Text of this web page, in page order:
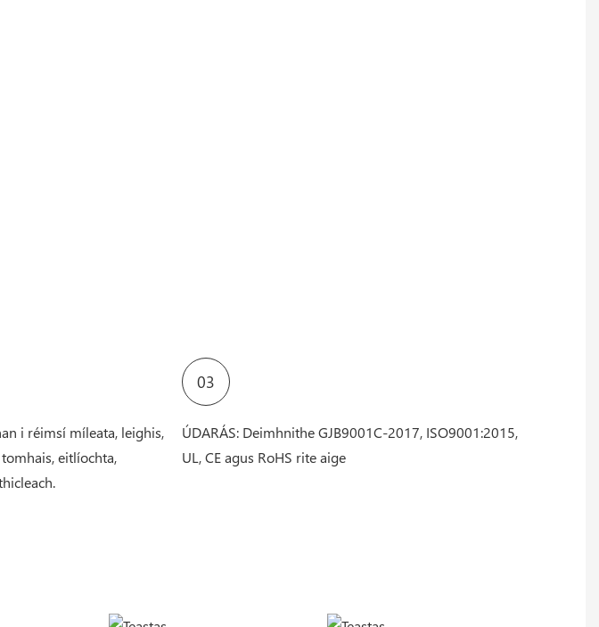
i réimsí míleata, leighis,
eitlíochta,
03
ÚDARÁS: Deimhnithe GJB9001C-2017, ISO9001:2015,
UL, CE agus RoHS rite aige